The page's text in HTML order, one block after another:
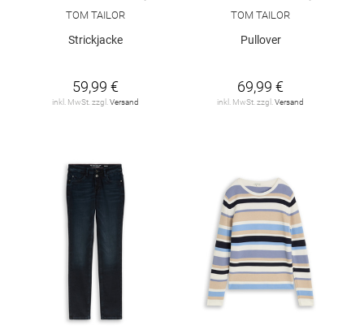
TOM TAILOR
Strickjacke
59,99 €
inkl. MwSt. zzgl. Versand
TOM TAILOR
Pullover
69,99 €
inkl. MwSt. zzgl. Versand